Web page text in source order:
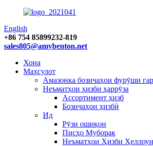
English
+86 754 85899232-819
sales805@amybenton.net
Хона
Маҳсулот
Амазонка бозичаҳои фурӯши
Неъматҳои ҳизби ҳаррӯза
Ассортимент ҳизб
Бозичаҳои ҳизбӣ
Ид
Рӯзи ошиқон
Писҳо Муборак
Неъматҳои Ҳизби